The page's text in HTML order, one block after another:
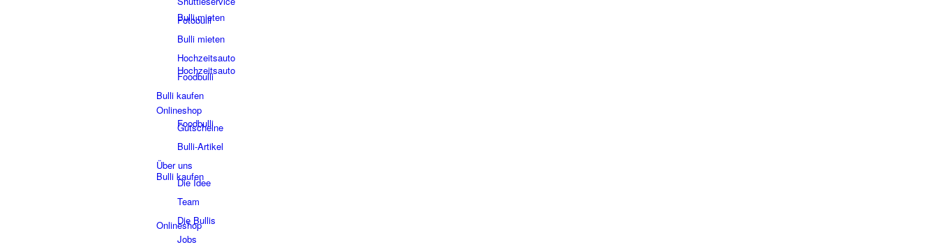
Bulli mieten
Hochzeitsauto
Foodbulli
Bulli kaufen
Onlineshop
Fotobulli
Bulli mieten
Hochzeitsauto
Foodbulli
Bulli kaufen
Onlineshop
Gutscheine
Bulli-Artikel
Über uns
Die Idee
Team
Die Bullis
Jobs